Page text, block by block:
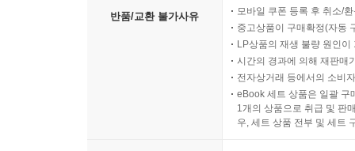
반품/교환 불가사유
모바일 쿠폰 등록 후 취소/
중고상품이 구매확정(자동
LP상품의 재생 불량 원인
시간의 경과에 의해 재판매
전자상거래 등에서의 소비
eBook 세트 상품은 일괄 구
1개의 상품으로 취급 및 판
우, 세트 상품 전부 및 세트